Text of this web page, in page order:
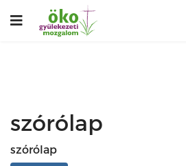
szórólap
szórólap